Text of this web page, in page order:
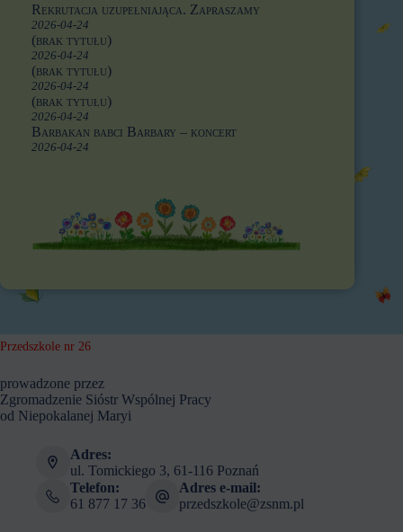
Rekrutacja uzupełniająca. Zapraszamy
2026-04-24
(brak tytułu)
2026-04-24
(brak tytułu)
2026-04-24
(brak tytułu)
2026-04-24
Barbakan babci Barbary – koncert
2026-04-24
Przedszkole nr 26
prowadzone przez
Zgromadzenie Sióstr Wspólnej Pracy
od Niepokalanej Maryi
Adres:
ul. Tomickiego 3, 61-116 Poznań
Telefon:
61 877 17 36
Adres e-mail:
przedszkole@zsnm.pl